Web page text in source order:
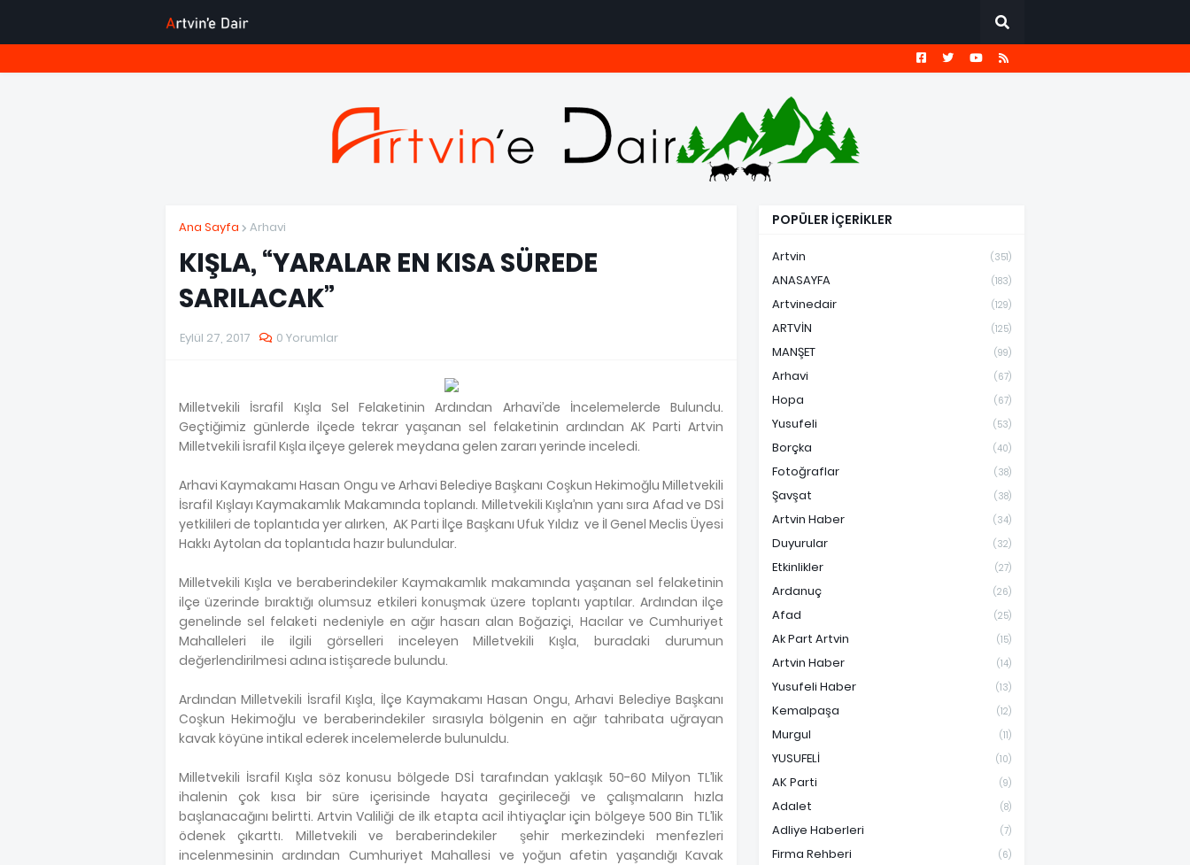
Ana Sayfa Arhavi
KIŞLA, “YARALAR EN KISA SÜREDE
SARILACAK”
Eylül 27, 2017 0 Yorumlar
Milletvekili İsrafil Kışla Sel Felaketinin Ardından Arhavi’de İncelemelerde Bulundu.
Geçtiğimiz günlerde ilçede tekrar yaşanan sel felaketinin ardından AK Parti Artvin
Milletvekili İsrafil Kışla ilçeye gelerek meydana gelen zararı yerinde inceledi.
Arhavi Kaymakamı Hasan Ongu ve Arhavi Belediye Başkanı Coşkun Hekimoğlu Milletvekili
İsrafil Kışlayı Kaymakamlık Makamında toplandı. Milletvekili Kışla’nın yanı sıra Afad ve DSİ
yetkilileri de toplantıda yer alırken, AK Parti İlçe Başkanı Ufuk Yıldız ve İl Genel Meclis Üyesi
Hakkı Aytolan da toplantıda hazır bulundular.
Milletvekili Kışla ve beraberindekiler Kaymakamlık makamında yaşanan sel felaketinin
ilçe üzerinde bıraktığı olumsuz etkileri konuşmak üzere toplantı yaptılar. Ardından ilçe
genelinde sel felaketi nedeniyle en ağır hasarı alan Boğaziçi, Hacılar ve Cumhuriyet
Mahalleleri ile ilgili görselleri inceleyen Milletvekili Kışla, buradaki durumun
değerlendirilmesi adına istişarede bulundu.
Ardından Milletvekili İsrafil Kışla, İlçe Kaymakamı Hasan Ongu, Arhavi Belediye Başkanı
Coşkun Hekimoğlu ve beraberindekiler sırasıyla bölgenin en ağır tahribata uğrayan
kavak köyüne intikal ederek incelemelerde bulunuldu.
Milletvekili İsrafil Kışla söz konusu bölgede DSİ tarafından yaklaşık 50-60 Milyon TL’lik
ihalenin çok kısa bir süre içerisinde hayata geçirileceği ve çalışmaların hızla
başlanacağını belirtti. Artvin Valiliği de ilk etapta acil ihtiyaçlar için bölgeye 500 Bin TL’lik
ödenek çıkarttı. Milletvekili ve beraberindekiler şehir merkezindeki menfezleri
incelenmesinin ardından Cumhuriyet Mahallesi ve yoğun afetin yaşandığı Kavak
POPÜLER İÇERİKLER
Artvin (351)
ANASAYFA (183)
Artvinedair (129)
ARTVİN (125)
MANŞET (99)
Arhavi (67)
Hopa (67)
Yusufeli (53)
Borçka (40)
Fotoğraflar (38)
Şavşat (38)
Artvin Haber (34)
Duyurular (32)
Etkinlikler (27)
Ardanuç (26)
Afad (25)
Ak Part Artvin (15)
Artvin Haber (14)
Yusufeli Haber (13)
Kemalpaşa (12)
Murgul (11)
YUSUFELİ (10)
AK Parti (9)
Adalet (8)
Adliye Haberleri (7)
Firma Rehberi (6)